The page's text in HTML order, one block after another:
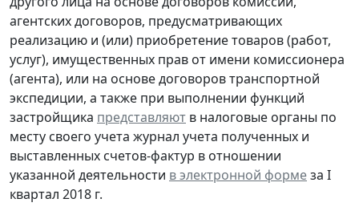
агентских договоров, предусматривающих
реализацию и (или) приобретение товаров (работ,
услуг), имущественных прав от имени комиссионера
(агента), или на основе договоров транспортной
экспедиции, а также при выполнении функций
застройщика представляют в налоговые органы по
месту своего учета журнал учета полученных и
выставленных счетов-фактур в отношении
указанной деятельности в электронной формеза I
квартал 2018 г.